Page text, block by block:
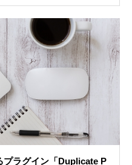
プラグイン「Duplicate P